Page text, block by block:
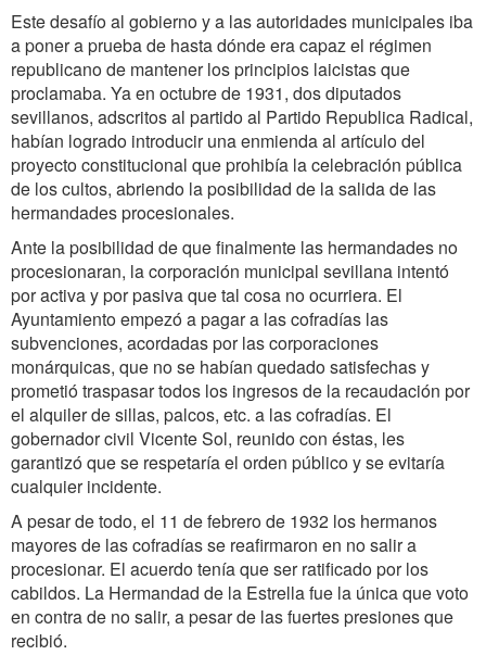
Este desafío al gobierno y a las autoridades municipales iba
a poner a prueba de hasta dónde era capaz el régimen
republicano de mantener los principios laicistas que
proclamaba. Ya en octubre de 1931, dos diputados
sevillanos, adscritos al partido al Partido Republica Radical,
habían logrado introducir una enmienda al artículo del
proyecto constitucional que prohibía la celebración pública
de los cultos, abriendo la posibilidad de la salida de las
hermandades procesionales.
Ante la posibilidad de que finalmente las hermandades no
procesionaran, la corporación municipal sevillana intentó
por activa y por pasiva que tal cosa no ocurriera. El
Ayuntamiento empezó a pagar a las cofradías las
subvenciones, acordadas por las corporaciones
monárquicas, que no se habían quedado satisfechas y
prometió traspasar todos los ingresos de la recaudación por
el alquiler de sillas, palcos, etc. a las cofradías. El
gobernador civil Vicente Sol, reunido con éstas, les
garantizó que se respetaría el orden público y se evitaría
cualquier incidente.
A pesar de todo, el 11 de febrero de 1932 los hermanos
mayores de las cofradías se reafirmaron en no salir a
procesionar. El acuerdo tenía que ser ratificado por los
cabildos. La Hermandad de la Estrella fue la única que voto
en contra de no salir, a pesar de las fuertes presiones que
recibió.